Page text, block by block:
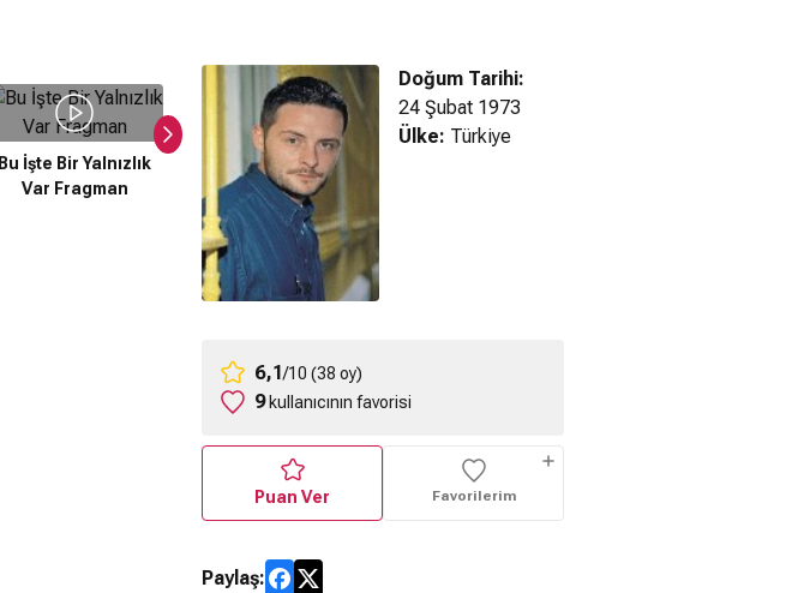
Bu İşte Bir Yalnızlık
Var Fragman
Adını Sen Koy
Fragman
Doğum Tarihi:
24 Şubat 1973
Ülke: Türkiye
6,1/10 (38 oy)
9 kullanıcının favorisi
Puan Ver Favorilerim
Paylaş: